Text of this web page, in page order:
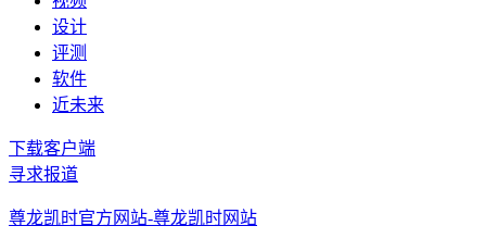
设计
评测
软件
近未来
下载客户端
寻求报道
尊龙凯时官方网站-尊龙凯时网站